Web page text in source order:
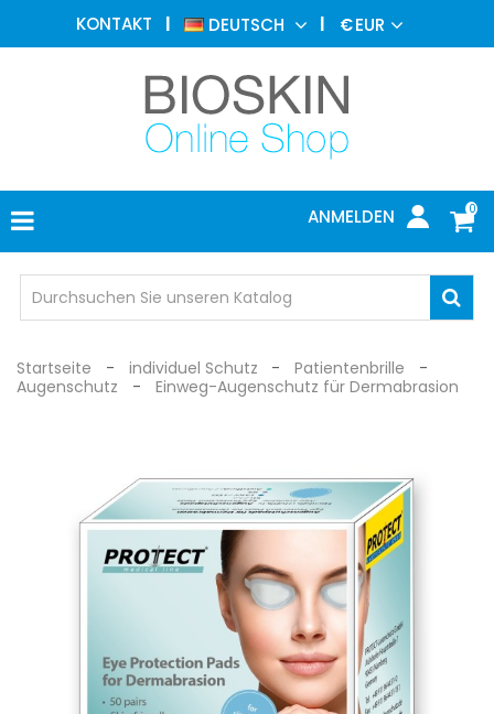
KONTAKT DEUTSCH €EUR
0
ANMELDEN
ÄSTHETISCHE
MEDIZIN
DERMATOLOGIE
PHOTOTHERAPIE
MEDIZINISCH
INDIVIDUEL
SCHUTZ
Startseite individuel Schutz
Patientenbrille
Augenschutz
Einweg-Augenschutz für Dermabrasion